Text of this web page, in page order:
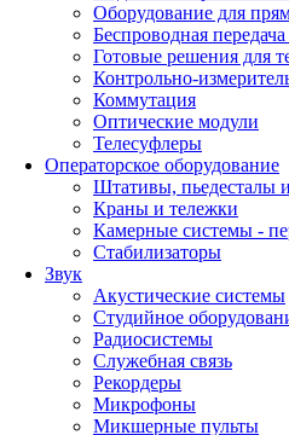
Оборудование для
Беспроводная
Готовые решения для
Контрольно-
Коммутация
Оптические модули
Телесуфлеры
Операторское оборудование
Штативы, пьедесталы
Краны и тележки
Камерные системы -
Стабилизаторы
Звук
Акустические системы
Студийное
Радиосистемы
Служебная связь
Рекордеры
Микрофоны
Микшерные пульты